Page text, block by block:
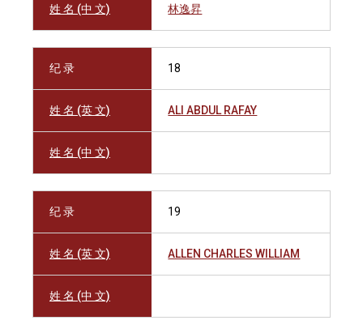
姓 名 (中 文) 林逸昇
纪 录 18
姓 名 (英 文) ALI ABDUL RAFAY
姓 名 (中 文)
纪 录 19
姓 名 (英 文) ALLEN CHARLES WILLIAM
姓 名 (中 文)